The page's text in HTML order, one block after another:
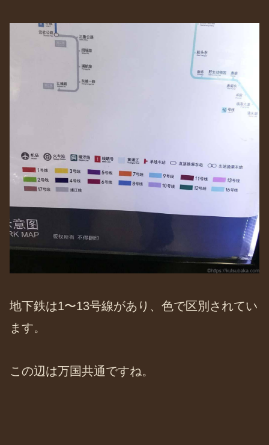
地下鉄は1〜13号線があり、色で区別されてい
ます。
この辺は万国共通ですね。